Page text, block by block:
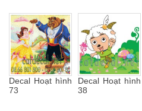
Decal Hoạt hình
73
Decal Hoạt hình
38